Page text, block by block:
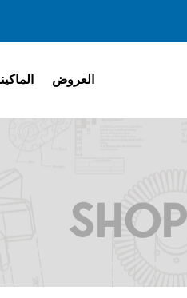
العروض
SHOP